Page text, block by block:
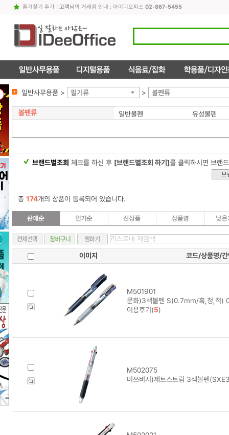
즐겨찾기 추가| 고객님의 거래점 안내 : 아이디오피스 02-867-5455
일반사무용품 > 필기류 > 볼펜류
볼펜류 일반볼펜 유성볼펜
브랜드별조회 체크를 하신 후 [브랜드별조회 하기]를 클릭하시면 브랜
총 174개의 상품이 등록되어 있습니다.
이미지 코드/상품명/간
M501901
문화)3색볼펜 S(0.7mm/흑,청,적)
이용후기(5)
M502075
미쯔비시)제트스트림 3색볼펜